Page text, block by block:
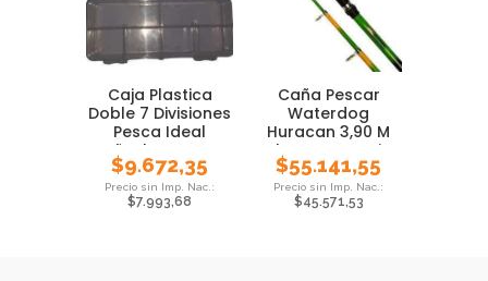
Caja Plastica
Doble 7 Divisiones
Pesca Ideal
Señuelos Mosca
$9.672,35
$7.993,68
Caña Pescar
Waterdog
Huracan 3,90 M
Telesc Mar Accion
Pesada
$55.141,55
$45.571,53